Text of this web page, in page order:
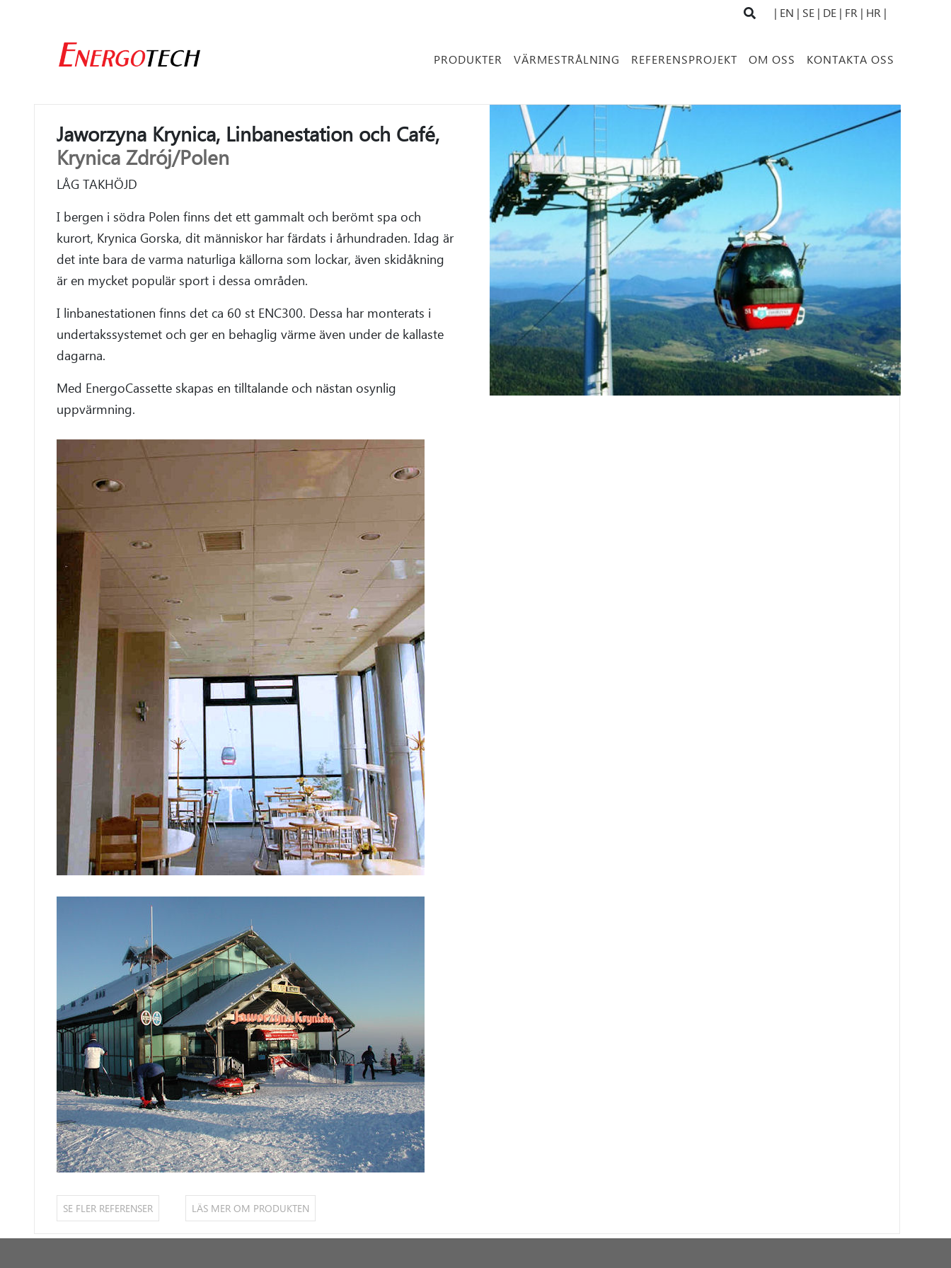
| EN | SE | DE | FR | HR |
KONTAKTA OSS
OM OSS
REFERENSPROJEKT
VÄRMESTRÅLNING
PRODUKTER
Jaworzyna Krynica, Linbanestation och Café,
Krynica Zdrój/Polen
LÅG TAKHÖJD
I bergen i södra Polen finns det ett gammalt och berömt spa och
kurort, Krynica Gorska, dit människor har färdats i århundraden. Idag är
det inte bara de varma naturliga källorna som lockar, även skidåkning
är en mycket populär sport i dessa områden.
I linbanestationen finns det ca 60 st ENC300. Dessa har monterats i
undertakssystemet och ger en behaglig värme även under de kallaste
dagarna.
Med EnergoCassette skapas en tilltalande och nästan osynlig
uppvärmning.
SE FLER REFERENSER LÄS MER OM PRODUKTEN